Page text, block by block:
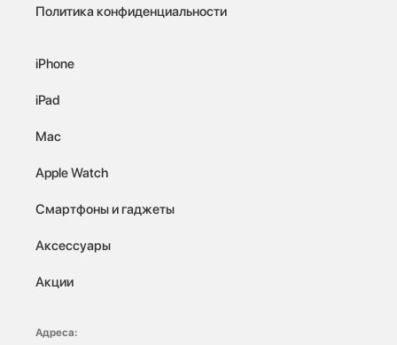
Политика конфиденциальности
iPhone
iPad
Mac
Apple Watch
Смартфоны и гаджеты
Аксессуары
Акции
Адреса: